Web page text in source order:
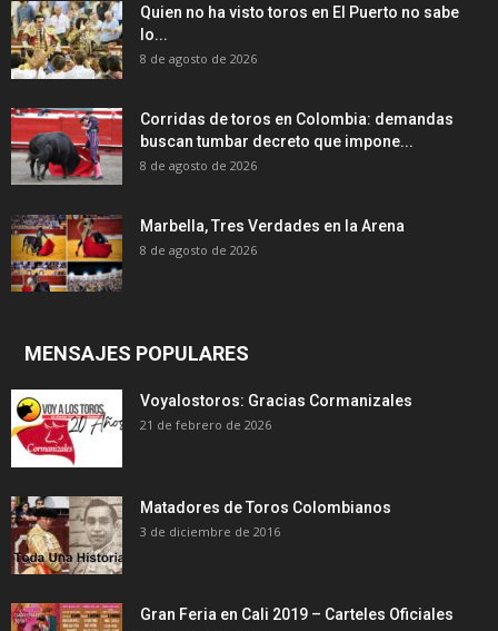
Quien no ha visto toros en El Puerto no sabe
lo...
8 de agosto de 2026
Corridas de toros en Colombia: demandas
buscan tumbar decreto que impone...
8 de agosto de 2026
Marbella, Tres Verdades en la Arena
8 de agosto de 2026
MENSAJES POPULARES
Voyalostoros: Gracias Cormanizales
21 de febrero de 2026
Matadores de Toros Colombianos
3 de diciembre de 2016
Gran Feria en Cali 2019 – Carteles Oficiales